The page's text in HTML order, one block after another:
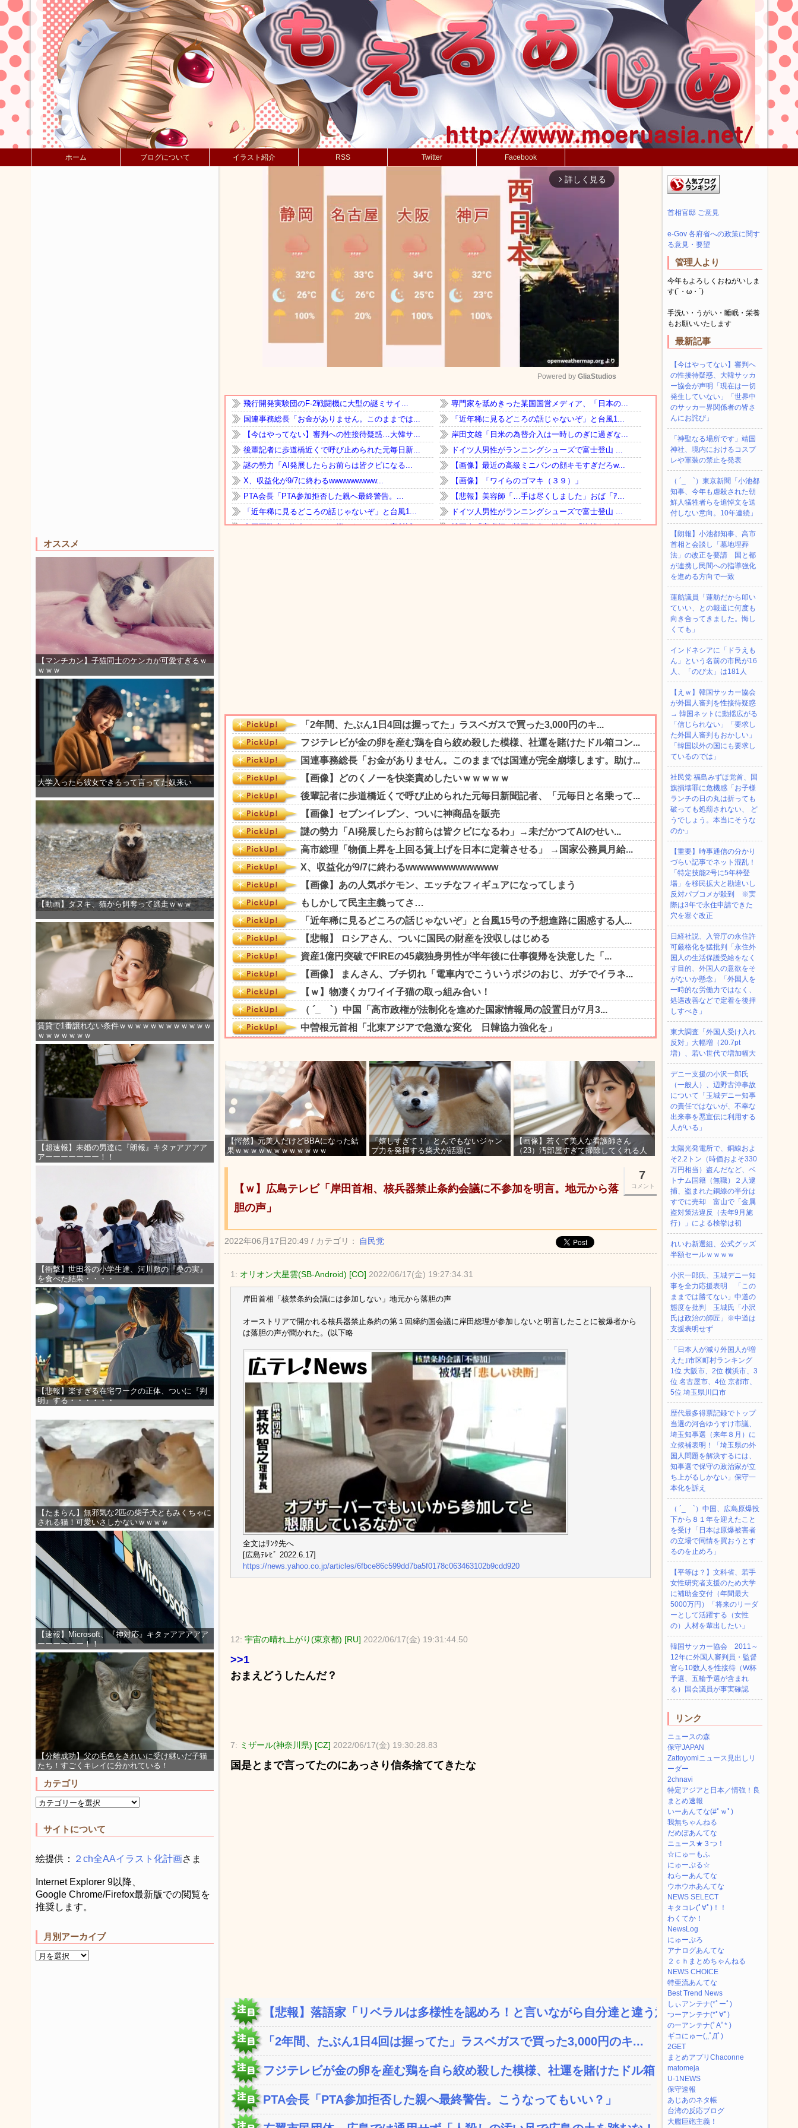
ホーム ブログについて イラスト紹介 RSS Twitter Facebook
オススメ
【マンチカン】子猫同士のケンカが可愛すぎるｗ
ｗｗｗ
大学入ったら彼女できるって言ってた奴来い
【動画】タヌキ、猫から餌奪って逃走ｗｗｗ
賃貸で1番譲れない条件ｗｗｗｗｗｗｗｗｗｗｗｗ
ｗｗｗｗｗｗｗ
【超速報】未婚の男達に『朗報』キタァアアアア
アーーーーーーー！！
【衝撃】世田谷の小学生達、河川敷の『桑の実』
を食べた結果・・・・
【悲報】楽すぎる在宅ワークの正体、ついに『判
明』する・・・・・・
【たまらん】無邪気な2匹の柴子犬ともみくちゃに
される猫！可愛いさしかないｗｗｗｗ
【速報】Microsoft、『神対応』キタァアアアアア
ーーーーーー！！
【分離成功】父の毛色をきれいに受け継いだ子猫
たち！すごくキレイに分かれている！
カテゴリ
サイトについて
絵提供： ２ch全AAイラスト化計画さま
Internet Explorer 9以降、
Google Chrome/Firefox最新版での閲覧を
推奨します。
月別アーカイブ
arrow_forward_ios 詳しく見る
Mute
Powered by GliaStudios
【愕然】元美人だけどBBAになった結
果ｗｗｗｗｗｗｗｗｗｗｗｗ
「嬉しすぎて！」とんでもないジャン
プ力を発揮する柴犬が話題に
【画像】若くて美人な看護師さん
（23）汚部屋すぎて掃除してくれる人
7
コメント
【ｗ】広島テレビ「岸田首相、核兵器禁止条約会議に不参加を明言。地元から落
胆の声」
2022年06月17日20:49 / カテゴリ： 自民党
1: オリオン大星雲(SB-Android) [CO] 2022/06/17(金) 19:27:34.31
岸田首相「核禁条約会議には参加しない」地元から落胆の声
オーストリアで開かれる核兵器禁止条約の第１回締約国会議に岸田総理が参加しないと明言したことに被爆者から
は落胆の声が聞かれた。(以下略
全文はﾘﾝｸ先へ
[広島ﾃﾚﾋﾞ 2022.6.17]
https://news.yahoo.co.jp/articles/6fbce86c599dd7ba5f0178c063463102b9cdd920
12: 宇宙の晴れ上がり(東京都) [RU] 2022/06/17(金) 19:31:44.50
>>1
おまえどうしたんだ？
7: ミザール(神奈川県) [CZ] 2022/06/17(金) 19:30:28.83
国是とまで言ってたのにあっさり信条捨ててきたな
【悲報】落語家「リベラルは多様性を認めろ！と言いながら自分達と違う意見...
「2年間、たぶん1日4回は握ってた」ラスベガスで買った3,000円のキ...
フジテレビが金の卵を産む鶏を自ら絞め殺した模様、社運を賭けたドル箱コン...
PTA会長「PTA参加拒否した親へ最終警告。こうなってもいい？」
首相官邸 ご意見
e-Gov 各府省への政策に関す
る意見・要望
管理人より
今年もよろしくおねがいしま
す(´・ω・`)
手洗い・うがい・睡眠・栄養
もお願いいたします
最新記事
【今はやってない】審判へ
の性接待疑惑、大韓サッカ
ー協会が声明「現在は一切
発生していない」「世界中
のサッカー界関係者の皆さ
んにお詫び」
「神聖なる場所です」靖国
神社、境内におけるコスプ
レや軍装の禁止を発表
（ ´_ゝ`）東京新聞「小池都
知事、今年も虐殺された朝
鮮人犠牲者らを追悼文を送
付しない意向。10年連続」
【朗報】小池都知事、高市
首相と会談し「墓地埋葬
法」の改正を要請 国と都
が連携し民間への指導強化
を進める方向で一致
蓮舫議員「蓮舫だから叩い
ていい、との報道に何度も
向き合ってきました。悔し
くても」
インドネシアに「ドラえも
ん」という名前の市民が16
人、「のび太」は181人
【えｗ】韓国サッカー協会
が外国人審判を性接待疑惑
→ 韓国ネットに動揺広がる
「信じられない」「要求し
た外国人審判もおかしい」
「韓国以外の国にも要求し
ているのでは」
社民党 福島みずほ党首、国
旗損壊罪に危機感「お子様
ランチの日の丸は折っても
破っても処罰されない、 ど
うでしょう。本当にそうな
のか」
【重要】時事通信の分かり
づらい記事でネット混乱！
「特定技能2号に5年枠登
場」を移民拡大と勘違いし
反対パブコメが殺到 ※実
際は3年で永住申請できた
穴を塞ぐ改正
日経社説、入管庁の永住許
可厳格化を猛批判「永住外
国人の生活保護受給をなく
す目的、外国人の意欲をそ
がないか懸念」「外国人を
一時的な労働力ではなく、
処遇改善などで定着を後押
しすべき」
東大調査「外国人受け入れ
反対」大幅増（20.7pt
増）、若い世代で増加幅大
デニー支援の小沢一郎氏
（一般人）、辺野古沖事故
について「玉城デニー知事
の責任ではないが、不幸な
出来事を悪宣伝に利用する
人がいる」
太陽光発電所で、銅線およ
そ2.2トン（時価およそ330
万円相当）盗んだなど、ベ
トナム国籍（無職）２人逮
捕、盗まれた銅線の半分は
すでに売却 富山で「金属
盗対策法違反（去年9月施
行）」による検挙は初
れいわ新選組、公式グッズ
半額セールｗｗｗｗ
小沢一郎氏、玉城デニー知
事を全力応援表明 「この
ままでは勝てない」中道の
態度を批判 玉城氏「小沢
氏は政治の師匠」※中道は
支援表明せず
「日本人が減り外国人が増
えた｣市区町村ランキング
1位 大阪市、2位 横浜市、3
位 名古屋市、4位 京都市、
5位 埼玉県川口市
歴代最多得票記録でトップ
当選の河合ゆうすけ市議、
埼玉知事選（来年８月）に
立候補表明！「埼玉県の外
国人問題を解決するには、
知事選で保守の政治家が立
ち上がるしかない」保守一
本化を訴え
（ ´_ゝ`）中国、広島原爆投
下から８１年を迎えたこと
を受け「日本は原爆被害者
の立場で同情を買おうとす
るのを止めろ」
【平等は？】文科省、若手
女性研究者支援のため大学
に補助金交付（年間最大
5000万円）「将来のリーダ
ーとして活躍する（女性
の）人材を輩出したい」
韓国サッカー協会 2011～
12年に外国人審判員・監督
官ら10数人を性接待（W杯
予選、五輪予選が含まれ
る）国会議員が事実確認
リンク
ニュースの森
保守JAPAN
Zattoyomiニュース見出しリ
ーダー
2chnavi
特定アジアと日本／情強！良
まとめ速報
いーあんてな(#ﾟｗﾟ)
我無ちゃんねる
だめぽあんてな
ニュース★３つ！
☆にゅーもふ
にゅーぷる☆
ねらーあんてな
ウホウホあんてな
NEWS SELECT
キタコレ(ﾟ∀ﾟ)！！
わくてか！
NewsLog
にゅーぷろ
アナログあんてな
２ｃｈまとめちゃんねる
NEWS CHOICE
特亜流あんてな
Best Trend News
しぃアンテナ(*ﾟーﾟ)
つーアンテナ(*ﾟ∀ﾟ)
のーアンテナ(ﾟAﾟ* )
ギコにゅー(,,ﾟДﾟ)
2GET
まとめアプリChaconne
matomeja
U-1NEWS
保守速報
あじあのネタ帳
台湾の反応ブログ
大艦巨砲主義！